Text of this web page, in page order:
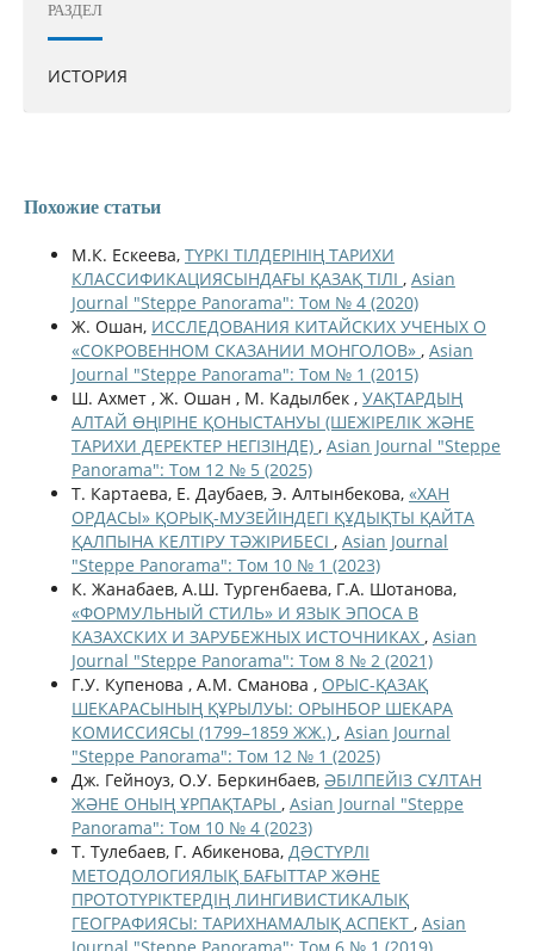
РАЗДЕЛ
ИСТОРИЯ
Похожие статьи
М.К. Ескеева, ТҮРКІ ТІЛДЕРІНІҢ ТАРИХИ
КЛАССИФИКАЦИЯСЫНДАҒЫ ҚАЗАҚ ТІЛІ , Asian
Journal "Steppe Panorama": Том № 4 (2020)
Ж. Ошан, ИССЛЕДОВАНИЯ КИТАЙСКИХ УЧЕНЫХ О
«СОКРОВЕННОМ СКАЗАНИИ МОНГОЛОВ» , Asian
Journal "Steppe Panorama": Том № 1 (2015)
Ш. Ахмет , Ж. Ошан , М. Кадылбек , УАҚТАРДЫҢ
АЛТАЙ ӨҢІРІНЕ ҚОНЫСТАНУЫ (ШЕЖІРЕЛІК ЖӘНЕ
ТАРИХИ ДЕРЕКТЕР НЕГІЗІНДЕ) , Asian Journal "Steppe
Panorama": Том 12 № 5 (2025)
Т. Картаева, Е. Даубаев, Э. Алтынбекова, «ХАН
ОРДАСЫ» ҚОРЫҚ-МУЗЕЙIНДЕГI ҚҰДЫҚТЫ ҚАЙТА
ҚАЛПЫНА КЕЛТIРУ ТӘЖІРИБЕСІ , Asian Journal
"Steppe Panorama": Том 10 № 1 (2023)
К. Жанабаев, А.Ш. Тургенбаева, Г.А. Шотанова,
«ФОРМУЛЬНЫЙ СТИЛЬ» И ЯЗЫК ЭПОСА В
КАЗАХСКИХ И ЗАРУБЕЖНЫХ ИСТОЧНИКАХ , Asian
Journal "Steppe Panorama": Том 8 № 2 (2021)
Г.У. Купенова , А.М. Сманова , ОРЫС-ҚАЗАҚ
ШЕКАРАСЫНЫҢ ҚҰРЫЛУЫ: ОРЫНБОР ШЕКАРА
КОМИССИЯСЫ (1799–1859 ЖЖ.) , Asian Journal
"Steppe Panorama": Том 12 № 1 (2025)
Дж. Гейноуз, О.У. Беркинбаев, ӘБІЛПЕЙІЗ СҰЛТАН
ЖӘНЕ ОНЫҢ ҰРПАҚТАРЫ , Asian Journal "Steppe
Panorama": Том 10 № 4 (2023)
Т. Тулебаев, Г. Абикенова, ДƏСТҮРЛІ
МЕТОДОЛОГИЯЛЫҚ БАҒЫТТАР ЖƏНЕ
ПРОТОТҮРІКТЕРДІҢ ЛИНГИВИСТИКАЛЫҚ
ГЕОГРАФИЯСЫ: ТАРИХНАМАЛЫҚ АСПЕКТ , Asian